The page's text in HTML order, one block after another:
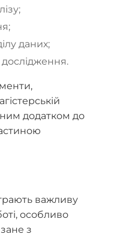
даних;
додатком до
важливу
особливо
з